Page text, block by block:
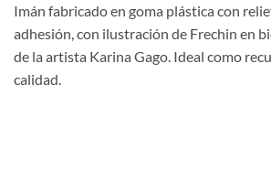
Imán fabricado en goma plástica con
adhesión,con ilustración de Frechin en
de la artista Karina Gago. Ideal como
calidad.